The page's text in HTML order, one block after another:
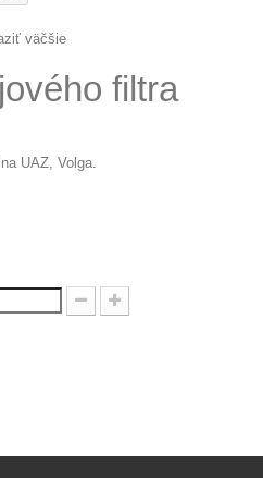
väčšie
filtra
UAZ, Volga.